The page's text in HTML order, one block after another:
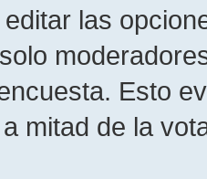
las
Esto
mitad de la